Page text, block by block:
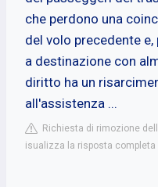
che perdono una
del volo precedente
a destinazione con
diritto ha un
all'assistenza ...
Richiesta di rimozione
isualizza la risposta completa